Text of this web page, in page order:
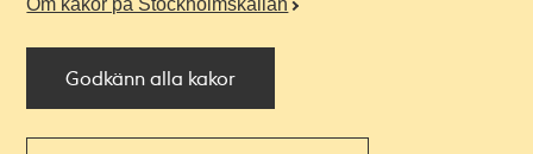
Om kakor på Stockholmskällan
Godkänn alla kakor